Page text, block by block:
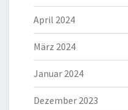
April 2024
März 2024
Januar 2024
Dezember 2023